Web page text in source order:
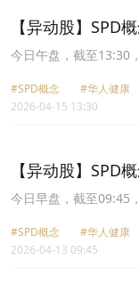
【异动股】SPD
涨19.98%
今日午盘，截至13:30
控股(000950.CN)涨
报28.65元，英特集团
#SPD概念 #华人健康
2026-04-15 13:30
【异动股】SPD
跌4.31%
今日早盘，截至09:45
新(301584.CN)跌
报8.89元，英特集团
#SPD概念 #华人健康
2026-04-13 09:45